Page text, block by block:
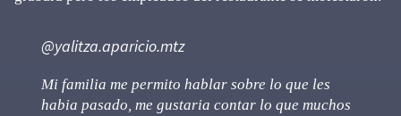
@yalitza.aparicio.mtz
Mi familia me permito hablar sobre lo que les
habia pasado, me gustaria contar lo que muchos